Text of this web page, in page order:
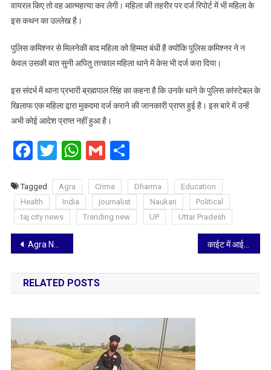
वायरल किए तो वह आत्महत्या कर लेगी। महिला की तहरीर पर दर्ज रिपोर्ट में भी महिला के
इस कथन का उल्लेख है।
पुलिस कमिश्नर से मिलनेकी बाद महिला को हिम्मत बंधी है क्योंकि पुलिस कमिश्नर ने न
केवल उसकी बात सुनी अपितु तत्काल महिला थाने में केस भी दर्ज करा दिया।
इस संदर्भ में थाना प्रभारी ब्रह्मपाल सिंह का कहना है कि उनके थाने के पुलिस कांस्टेबल के
खिलाफ एक महिला द्वारा मुकदमा दर्ज कराने की जानकारी प्राप्त हुई है। इस बारे में उन्हें
अभी कोई आदेश प्राप्त नहीं हुआ है।
Facebook
Twitter
WhatsApp
GmailShare
Tagged Agra Crime Dharma
Education
Health
India journalist Naukari
Political
taj city news
Trending new UP Uttar Pradesh
Post
navigation
Agra News: खंदौली डकैती के पांच आरोपियों से सुबह सुबह पुलिस की मुठभेड़, पांचों को गोली लगी, सभी गिरफ्त में काईट में आई ई ई ई सस्टेनेबल सॉल्यूशंस फॉर ह्यूमैनिटी 2024 के दूसरे चरण का आयोजन हुआ संपन्न
RELATED POSTS